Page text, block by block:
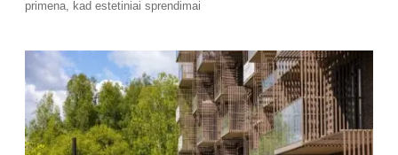
primena, kad estetiniai sprendimai